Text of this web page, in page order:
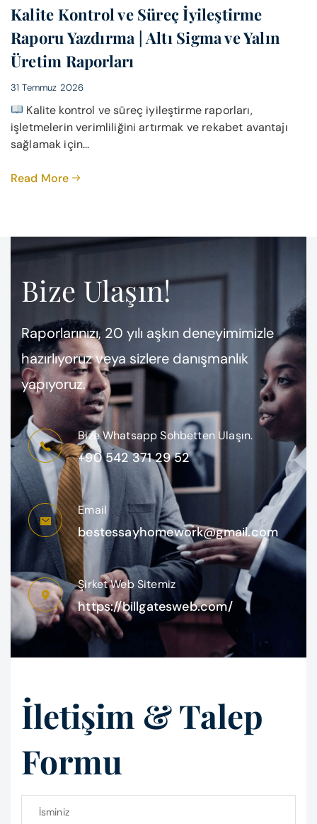
Kalite Kontrol ve Süreç İyileştirme
Raporu Yazdırma | Altı Sigma ve Yalın
Üretim Raporları
31 Temmuz 2026
Kalite kontrol ve süreç iyileştirme raporları,
işletmelerin verimliliğini artırmak ve rekabet avantajı
sağlamak için...
Read More
Bize Ulaşın!
Raporlarınızı, 20 yılı aşkın deneyimimizle
hazırlıyoruz veya sizlere danışmanlık
yapıyoruz.
Bize Whatsapp Sohbetten Ulaşın.
+90 542 371 29 52
Email
bestessayhomework@gmail.com
Şirket Web Sitemiz
https://billgatesweb.com/
İletişim & Talep
Formu